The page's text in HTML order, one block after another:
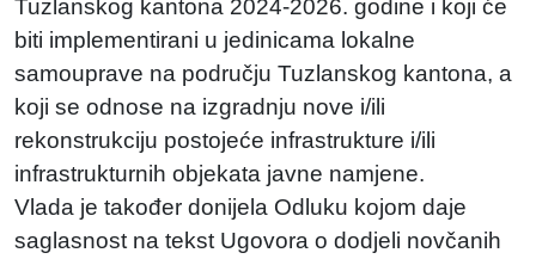
Tuzlanskog kantona 2024-2026. godine i koji će
biti implementirani u jedinicama lokalne
samouprave na području Tuzlanskog kantona, a
koji se odnose na izgradnju nove i/ili
rekonstrukciju postojeće infrastrukture i/ili
infrastrukturnih objekata javne namjene.
Vlada je također donijela Odluku kojom daje
saglasnost na tekst Ugovora o dodjeli novčanih